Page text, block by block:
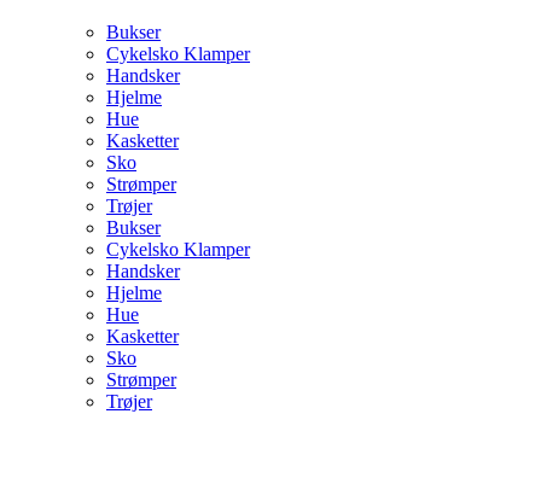
Bukser
Cykelsko Klamper
Handsker
Hjelme
Hue
Kasketter
Sko
Strømper
Trøjer
Bukser
Cykelsko Klamper
Handsker
Hjelme
Hue
Kasketter
Sko
Strømper
Trøjer